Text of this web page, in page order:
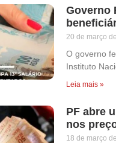
Governo
20 de março
O governo
Instituto
Leia mais »
PF abre
nos
18 de março